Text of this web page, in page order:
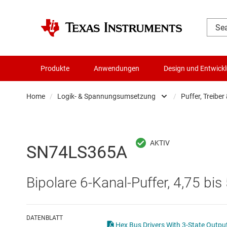
Produkte Anwendungen Design und
Home / Logik- & Spannungsumsetzung
Batteriemanagement-ICs
Die- & Wafer-Services
/ Puffer, Treiber
SN74LS365A
Bipolare 6-Kanal-Puffer, 4,75
DATENBLATT
Hex Bus Drivers With 3-State